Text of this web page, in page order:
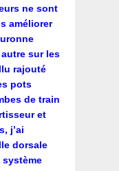
ne sont
améliorer
sur les
rajouté
pots
de train
et
j’ai
dorsale